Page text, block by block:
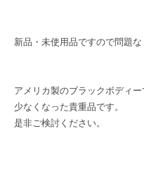
新品・未使用品ですので問題な
アメリカ製のブラックボディ
少なくなった貴重品です。
是非ご検討ください。